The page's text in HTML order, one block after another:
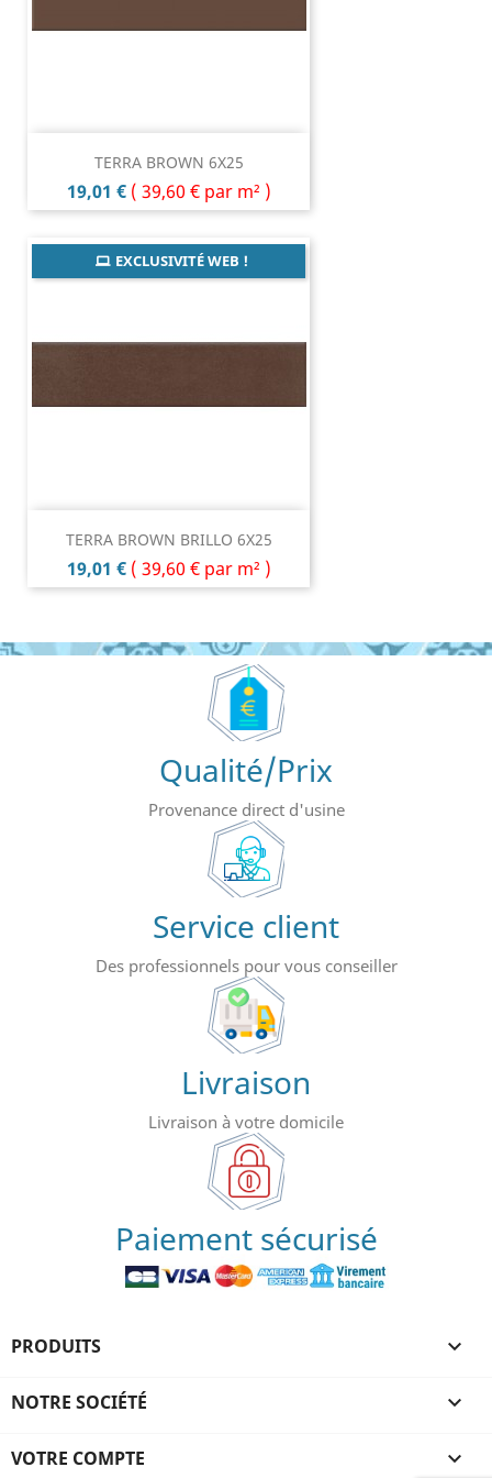
TERRA BROWN 6X25
Prix
19,01 € ( 39,60 € par m² )
TERRA BROWN BRILLO 6X25
Prix
19,01 € ( 39,60 € par m² )
EXCLUSIVITÉ WEB !
Qualité/Prix
Provenance direct d'usine
Service client
Des professionnels pour vous conseiller
Livraison
Livraison à votre domicile
Paiement sécurisé
PRODUITS 
NOTRE SOCIÉTÉ 
VOTRE COMPTE 